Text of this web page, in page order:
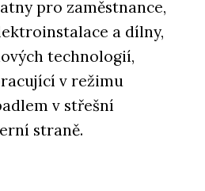
pro zaměstnance,
a dílny,
technologií,
v režimu
v střešní
straně.